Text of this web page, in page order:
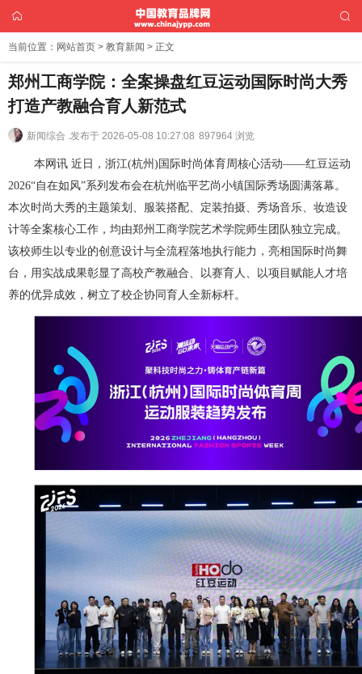
当前位置： 网站首页 > 教育新闻 > 正文
郑州工商学院：全案操盘红豆运动国际时尚大秀
打造产教融合育人新范式
新闻综合 .发布于 2026-05-08 10:27:08 897964 浏览
本网讯 近日，浙江(杭州)国际时尚体育周核心活动——红豆运动
2026“自在如风”系列发布会在杭州临平艺尚小镇国际秀场圆满落幕。
本次时尚大秀的主题策划、服装搭配、定装拍摄、秀场音乐、妆造设
计等全案核心工作，均由郑州工商学院艺术学院师生团队独立完成。
该校师生以专业的创意设计与全流程落地执行能力，亮相国际时尚舞
台，用实战成果彰显了高校产教融合、以赛育人、以项目赋能人才培
养的优异成效，树立了校企协同育人全新标杆。